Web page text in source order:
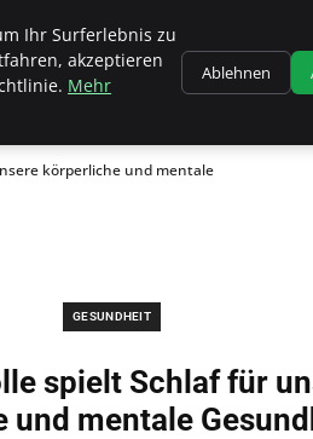
körperliche und mentale
GESUNDHEIT
spielt Schlaf für
und mentale
Ihr Surferlebnis zu
akzeptieren
Mehr
Ablehnen